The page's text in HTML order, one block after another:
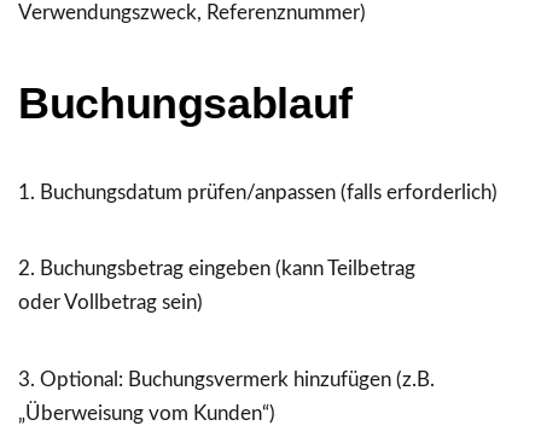
Verwendungszweck, Referenznummer)
Buchungsablauf
Buchungsdatum prüfen/anpassen (falls erforderlich)
Buchungsbetrag eingeben (kann Teilbetrag
oder Vollbetrag sein)
Optional: Buchungsvermerk hinzufügen (z.B.
„Überweisung vom Kunden“)